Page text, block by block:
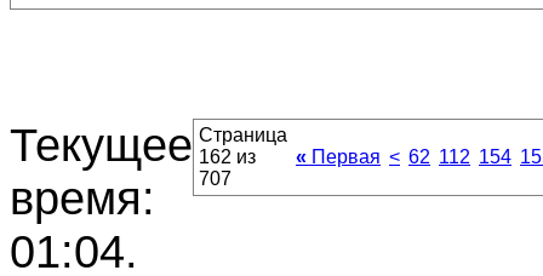
Текущее
время:
01:04.
Страница
162 из
707
« Первая < 62 112 154